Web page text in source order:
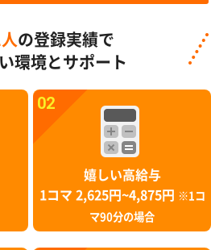
の登録実績で
環境とサポート
02
嬉しい高給与
1コマ 2,625円~4,875円
※1コ
マ90分の場合